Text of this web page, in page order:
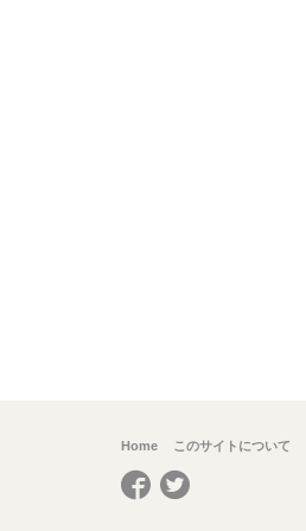
Home このサイトについて
Facebook
Twitter